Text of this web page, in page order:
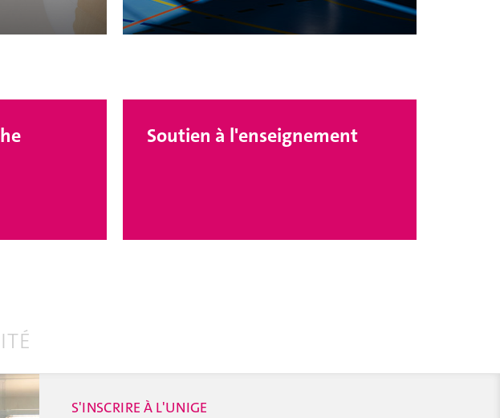
Soutien à l'enseignement
S'INSCRIRE À L'UNIGE